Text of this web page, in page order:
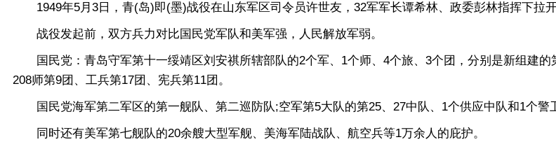
1949年5月3日，青(岛)即(墨)战役在山东军区司令员许世友，32军军长谭希林、政委彭林指挥下拉开
战役发起前，双方兵力对比国民党军队和美军强，人民解放军弱。
国民党：青岛守军第十一绥靖区刘安祺所辖部队的2个军、1个师、4个旅、3个团，分别是新组建的
208师第9团、工兵第17团、宪兵第11团。
国民党海军第二军区的第一舰队、第二巡防队;空军第5大队的第25、27中队、1个供应中队和1个警
同时还有美军第七舰队的20余艘大型军舰、美海军陆战队、航空兵等1万余人的庇护。